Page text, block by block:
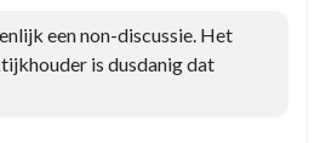
een non-discussie. Het
is dusdanig dat